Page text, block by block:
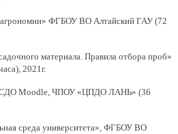
ФГБОУ ВО Алтайский ГАУ (72
материала. Правила отбора проб»
2021г.
СДО Moodle , ЧПОУ «ЦПДО ЛАНЬ» (36
среда университета», ФГБОУ ВО